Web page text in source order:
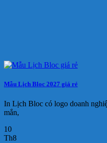
Mẫu Lịch Bloc 2027 giá rẻ
In Lịch Bloc có logo doanh
mắn,
10
Th8